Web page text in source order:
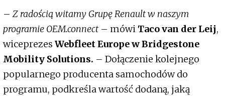
– Z radością witamy Grupę Renault w naszym
programie OEM.connect – mówi Taco van der Leij,
wiceprezes Webfleet Europe w Bridgestone
Mobility Solutions. – Dołączenie kolejnego
popularnego producenta samochodów do
programu, podkreśla wartość dodaną, jaką